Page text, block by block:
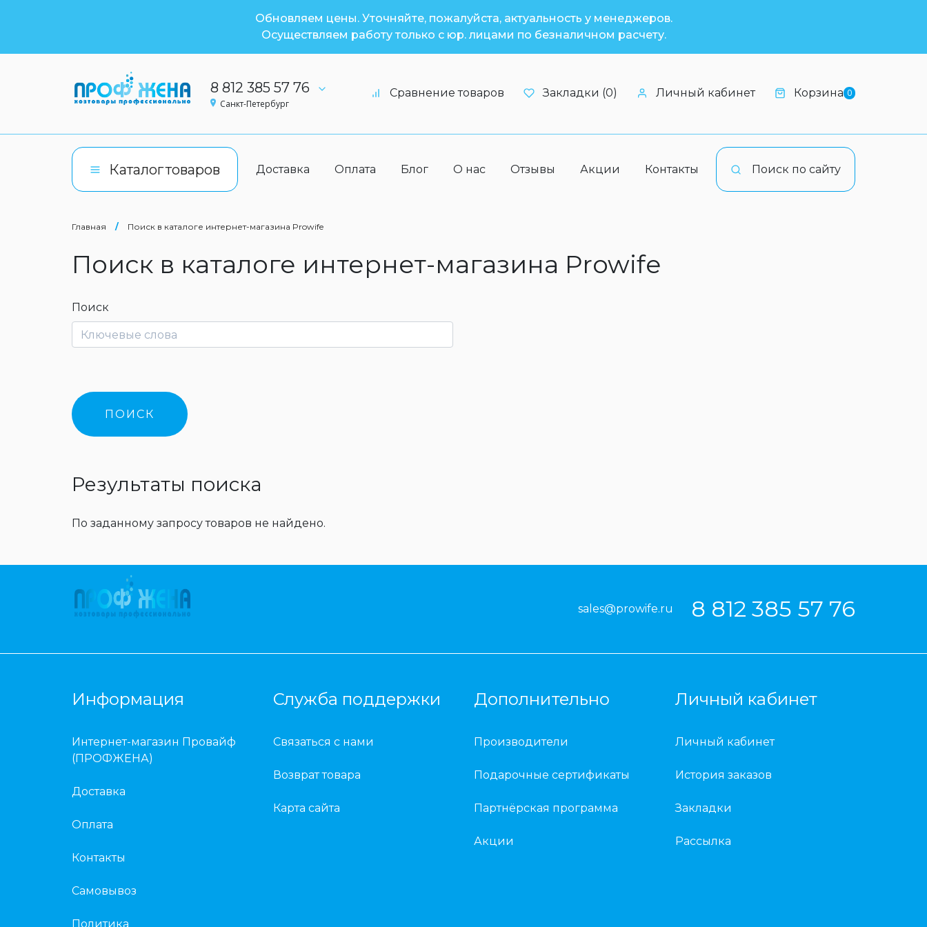
Обновляем цены. Уточняйте, пожалуйста, актуальность у менеджеров.
Осуществляем работу только с юр. лицами по безналичном расчету.
8 812 385 57 76
Санкт-Петербург
Сравнение товаров Закладки (0) Личный кабинет Корзина 0
Поиск по сайту
Каталогтоваров Доставка Оплата Блог О нас Отзывы Акции Контакты
Главная / Поиск в каталоге интернет-магазина Prowife
Поиск в каталоге интернет-магазина Prowife
Поиск
Результаты поиска
По заданному запросу товаров не найдено.
sales@prowife.ru 8 812 385 57 76
Информация
Интернет-магазин Провайф
(ПРОФЖЕНА)
Доставка
Оплата
Контакты
Самовывоз
Политика
Служба поддержки
Связаться с нами
Возврат товара
Карта сайта
Дополнительно
Производители
Подарочные сертификаты
Партнёрская программа
Акции
Личный кабинет
Личный кабинет
История заказов
Закладки
Рассылка